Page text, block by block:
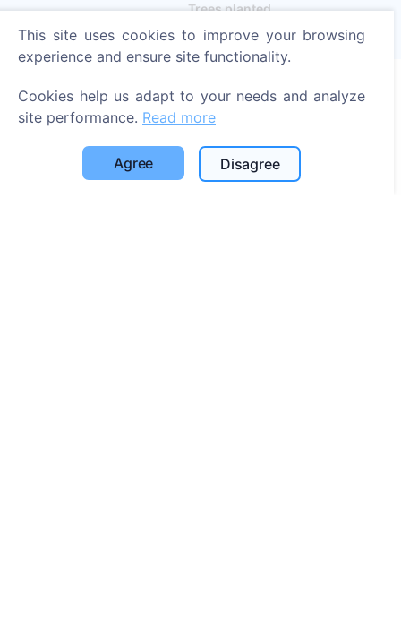
Trees planted
1390
Information
About CEMETY
Frequently asked questions
This site uses cookies to improve your browsing
experience and ensure site functionality.
Cookies help us adapt to your needs and analyze
site performance. Read more
Agree Disagree